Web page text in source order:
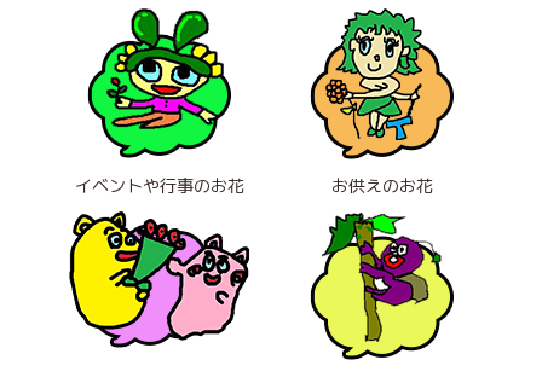
イベントや行事のお花 お供えのお花